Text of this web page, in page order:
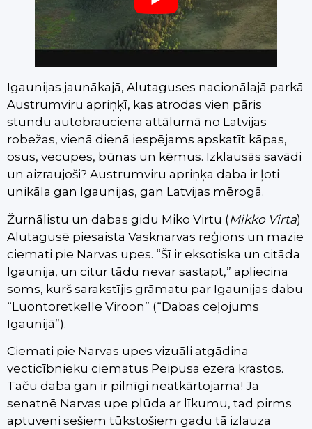
Igaunijas jaunākajā, Alutaguses nacionālajā parkā
Austrumviru apriņķī, kas atrodas vien pāris
stundu autobrauciena attālumā no Latvijas
robežas, vienā dienā iespējams apskatīt kāpas,
osus, vecupes, būnas un kēmus. Izklausās savādi
un aizraujoši? Austrumviru apriņķa daba ir ļoti
unikāla gan Igaunijas, gan Latvijas mērogā.
Žurnālistu un dabas gidu Miko Virtu (Mikko Virta)
Alutagusē piesaista Vasknarvas reģions un mazie
ciemati pie Narvas upes. “Šī ir eksotiska un citāda
Igaunija, un citur tādu nevar sastapt,” apliecina
soms, kurš sarakstījis grāmatu par Igaunijas dabu
“Luontoretkelle Viroon” (“Dabas ceļojums
Igaunijā”).
Ciemati pie Narvas upes vizuāli atgādina
vecticībnieku ciematus Peipusa ezera krastos.
Taču daba gan ir pilnīgi neatkārtojama! Ja
senatnē Narvas upe plūda ar līkumu, tad pirms
aptuveni sešiem tūkstošiem gadu tā izlauza